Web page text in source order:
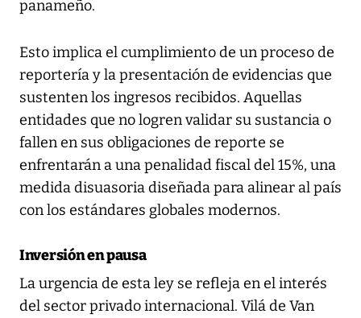
panameño.
Esto implica el cumplimiento de un proceso de
reportería y la presentación de evidencias que
sustenten los ingresos recibidos. Aquellas
entidades que no logren validar su sustancia o
fallen en sus obligaciones de reporte se
enfrentarán a una penalidad fiscal del 15%, una
medida disuasoria diseñada para alinear al país
con los estándares globales modernos.
Inversión en pausa
La urgencia de esta ley se refleja en el interés
del sector privado internacional. Vilá de Van